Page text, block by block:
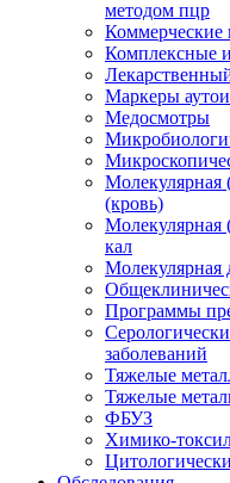
методом пцр
Коммерческие
Комплексные
Маркеры
Медосмотры
Молекулярная
(кровь)
Молекулярная
кал
Молекулярная
Программы
заболеваний
Тяжелые
Тяжелые
ФБУЗ
Химико-